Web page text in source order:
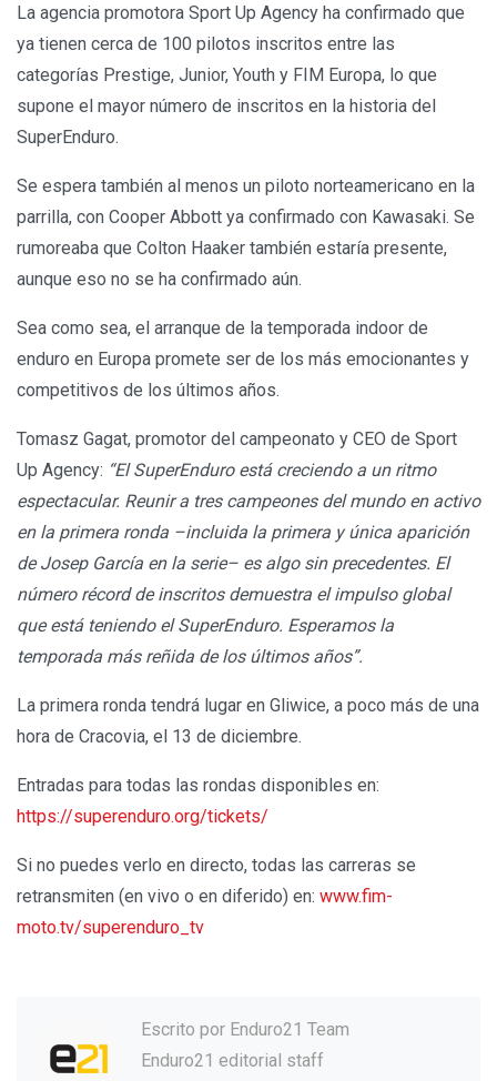
La agencia promotora Sport Up Agency ha confirmado que
ya tienen cerca de 100 pilotos inscritos entre las
categorías Prestige, Junior, Youth y FIM Europa, lo que
supone el mayor número de inscritos en la historia del
SuperEnduro.
Se espera también al menos un piloto norteamericano en la
parrilla, con Cooper Abbott ya confirmado con Kawasaki. Se
rumoreaba que Colton Haaker también estaría presente,
aunque eso no se ha confirmado aún.
Sea como sea, el arranque de la temporada indoor de
enduro en Europa promete ser de los más emocionantes y
competitivos de los últimos años.
Tomasz Gagat, promotor del campeonato y CEO de Sport
Up Agency: “El SuperEnduro está creciendo a un ritmo
espectacular. Reunir a tres campeones del mundo en activo
en la primera ronda –incluida la primera y única aparición
de Josep García en la serie– es algo sin precedentes. El
número récord de inscritos demuestra el impulso global
que está teniendo el SuperEnduro. Esperamos la
temporada más reñida de los últimos años”.
La primera ronda tendrá lugar en Gliwice, a poco más de una
hora de Cracovia, el 13 de diciembre.
Entradas para todas las rondas disponibles en:
https://superenduro.org/tickets/
Si no puedes verlo en directo, todas las carreras se
retransmiten (en vivo o en diferido) en: www.fim-
moto.tv/superenduro_tv
Escrito por Enduro21 Team
Enduro21 editorial staff